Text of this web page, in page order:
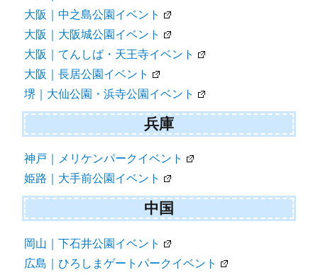
大阪｜中之島公園イベント
大阪｜大阪城公園イベント
大阪｜てんしば・天王寺イベント
大阪｜長居公園イベント
堺｜大仙公園・浜寺公園イベント
兵庫
神戸｜メリケンパークイベント
姫路｜大手前公園イベント
中国
岡山｜下石井公園イベント
広島｜ひろしまゲートパークイベント